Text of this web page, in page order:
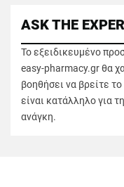
ASK THE
Το εξειδικευμένο
easy-pharmacy.gr θα
βοηθήσει να βρείτε
είναι κατάλληλο για
ανάγκη.